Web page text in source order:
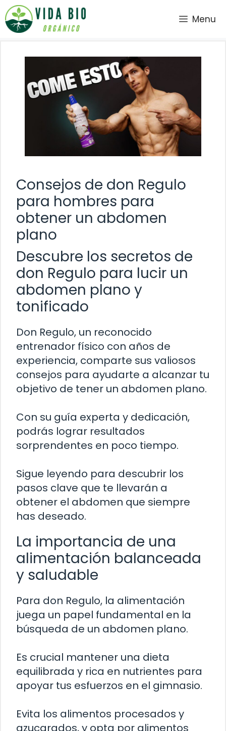
Saltar
al
contenido
Menu
Consejos de don Regulo
para hombres para
obtener un abdomen
plano
Descubre los secretos de
don Regulo para lucir un
abdomen plano y
tonificado
Don Regulo, un reconocido
entrenador físico con años de
experiencia, comparte sus valiosos
consejos para ayudarte a alcanzar tu
objetivo de tener un abdomen plano.
Con su guía experta y dedicación,
podrás lograr resultados
sorprendentes en poco tiempo.
Sigue leyendo para descubrir los
pasos clave que te llevarán a
obtener el abdomen que siempre
has deseado.
La importancia de una
alimentación balanceada
y saludable
Para don Regulo, la alimentación
juega un papel fundamental en la
búsqueda de un abdomen plano.
Es crucial mantener una dieta
equilibrada y rica en nutrientes para
apoyar tus esfuerzos en el gimnasio.
Evita los alimentos procesados y
azucarados, y opta por alimentos